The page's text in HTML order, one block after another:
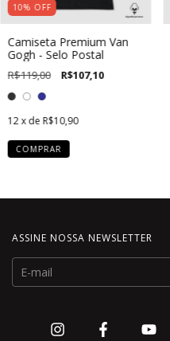
10% OFF
Camiseta Premium Van
Gogh - Selo Postal
R$119,00 R$107,10
12x de R$10,90
COMPRAR
ASSINE NOSSA NEWSLETTER